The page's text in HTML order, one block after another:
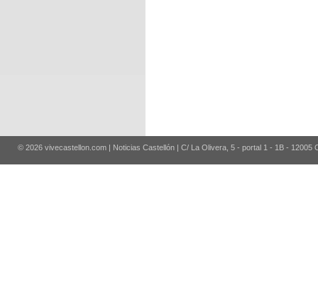
© 2026 vivecastellon.com | Noticias Castellón | C/ La Olivera, 5 - portal 1 - 1B - 12005